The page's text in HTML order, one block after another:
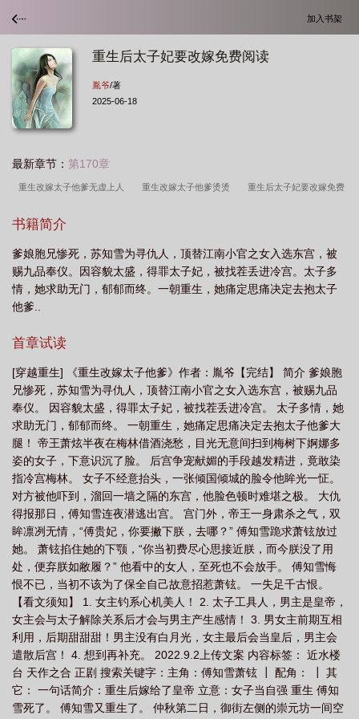
加入书架
重生后太子妃要改嫁免费阅读
胤爷/著
2025-06-18
最新章节： 第170章
重生改嫁太子他爹无虚上人 重生改嫁太子他爹烫烫 重生后太子妃要改嫁免费
俭 重生改嫁太子他爹作者胤爷正版
爹的 重生嫁给了太子 重生改嫁太子他爹txt资源 重生改嫁太子他爹(清
穿) 重生改嫁 重生改嫁权臣宁檀免费阅读 重生改嫁太子他爹胤爷 重生
改嫁权臣他急了
爹作者胤爷
爹皇上的 重生嫁给太子殿下 重生嫁给太子的父亲 重生改嫁太子他爹全文免
费阅读 重生嫁给太子之后免费阅读 重生改嫁太子他爹免费 重生改写太子结
局 重生改嫁太子他爹石南溪 重生太子女变男 重生改嫁太子他爹 笔趣
阁 重生改嫁太子他爹无弹窗 重生后太子妃要改嫁全文阅读 重生嫁给太子成
为太子妃 女主角重生嫁太子的 重生改嫁的 重生改嫁太子他爹txt百
度 重生之嫁太子 重生改嫁太子他爹番外免费阅读 重生后太子妃要改
嫁 重生嫁给太子后 重生改嫁太子他爹免费阅读 重生改嫁太子他爹文 重
生 嫁太子 重生改嫁太子他爹烫烫免费阅读 重生嫁给太子的 重生改嫁太子
他爹百度 古代重生嫁给太子 抗旨改嫁重生嫁给太子 抖音重生嫁给太
子 重生嫁给太子以后 重生太子妃改嫁
书籍简介
爹娘胞兄惨死，苏知雪为寻仇人，顶替江南小官之女入选东宫，被
赐九品奉仪。因容貌太盛，得罪太子妃，被找茬丢进冷宫。太子多
情，她求助无门，郁郁而终。一朝重生，她痛定思痛决定去抱太子
他爹..
首章试读
[穿越重生] 《重生改嫁太子他爹》作者：胤爷【完结】 简介 爹娘胞
兄惨死，苏知雪为寻仇人，顶替江南小官之女入选东宫，被赐九品
奉仪。 因容貌太盛，得罪太子妃，被找茬丢进冷宫。 太子多情，她
求助无门，郁郁而终。 一朝重生，她痛定思痛决定去抱太子他爹大
腿！ 帝王萧炫半夜在梅林借酒浇愁，目光无意间扫到梅树下婀娜多
姿的女子，下意识沉了脸。 后宫争宠献媚的手段越发精进，竟敢染
指冷宫梅林。 女子不经意抬头，一张倾国倾城的脸令他眸光一怔。
对方被他吓到，溜回一墙之隔的东宫，他脸色顿时难堪之极。 大仇
得报那日，傅知雪连夜潜逃出宫。 宫门外，帝王一身肃杀之气，双
眸凛冽无情，“傅贵妃，你要撇下朕，去哪？” 傅知雪跪求萧铉放过
她。 萧铉掐住她的下颚，“你当初费尽心思接近朕，而今朕没了用
处，便弃朕如敝履？” 他看中的女人，至死也不会放手。 傅知雪悔
恨不已，当初不该为了保全自己故意招惹萧铉。 一失足千古恨。
【看文须知】 1. 女主钓系心机美人！ 2. 太子工具人，男主是皇帝，
女主会与太子解除关系后才会与男主产生感情！ 3. 男女主前期互相
利用，后期甜甜甜！男主没有白月光，女主最后会当皇后，男主会
遣散后宫！ 4. 想到再补充。 2022.9.2上传文案 内容标签： 近水楼
台 天作之合 正剧 搜索关键字：主角：傅知雪萧铉 ┃ 配角： ┃ 其
它： 一句话简介：重生后嫁给了皇帝 立意：女子当自强 重生 傅知
雪死了。 傅知雪又重生了。 仲秋第二日，御街左侧的崇元坊一间空